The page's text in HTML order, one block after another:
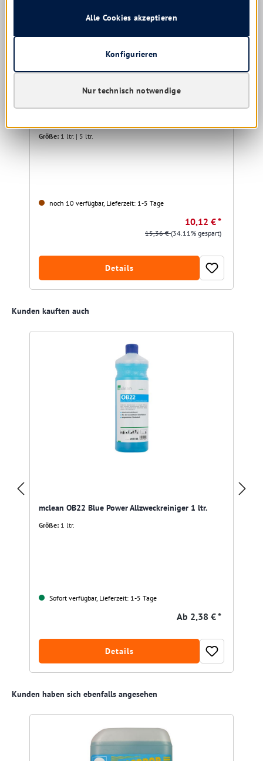
Größe: 1 ltr. | 5 ltr.
noch 10 verfügbar, Lieferzeit: 1-5 Tage
10,12 € *
15,36 €(34.11% gespart)
Details
Produktgalerie überspringen
Kunden kauften auch
mclean OB22 Blue Power Allzweckreiniger 1 ltr.
Größe: 1 ltr.
Sofort verfügbar, Lieferzeit: 1-5 Tage
Ab 2,38 € *
Details
Produktgalerie überspringen
Kunden haben sich ebenfalls angesehen
Nur technisch notwendige
Konfigurieren
Alle Cookies akzeptieren